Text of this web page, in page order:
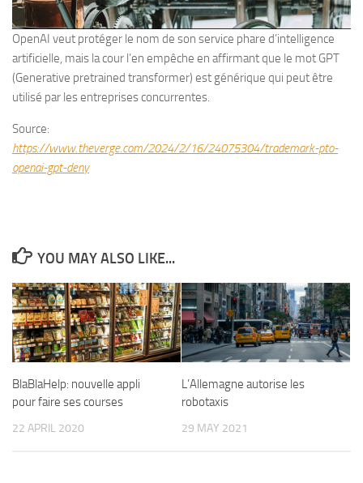
OpenAI veut protéger le nom de son service phare d’intelligence
artificielle, mais la cour l’en empêche en affirmant que le mot GPT
(Generative pretrained transformer) est générique qui peut être
utilisé par les entreprises concurrentes.
Source:
https://www.theverge.com/2024/2/16/24075304/trademark-pto-
openai-gpt-deny
YOU MAY ALSO LIKE...
BlaBlaHelp: nouvelle appli
pour faire ses courses
22 APRIL 2020
L’Allemagne autorise les
robotaxis
29 MAY 2021